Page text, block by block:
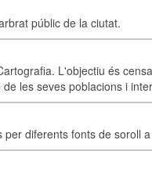
públic de la ciutat.
L'objectiu és
les seves poblacions i
diferents fonts de soroll